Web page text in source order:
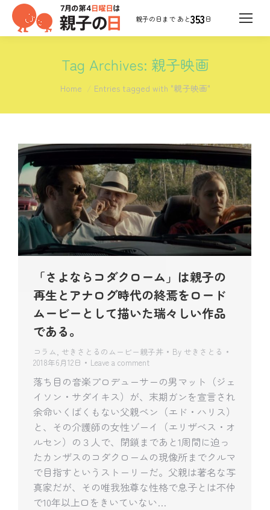
353日
Tag Archives: 親子映画
You are here:
Home Entries tagged with "親子映画"
「さよならコダクローム」は親子の
再生とアナログ時代の終焉をロード
ムービーとして描いた瑞々しい作品
である。
コラム せきさとるのムービー親子丼 By せきさとる
2018年6月12日
Leave a comment
落ち目の音楽プロデューサーの男マット（ジェ
イソン・サダイキス）が、末期ガンを宣言され
余命いくばくもない父親ベン（エド・ハリス）
と、その介護師の女性ゾーイ（エリザベス・オ
ルセン）の３人で、閉鎖まであと1周間に迫っ
たカンザスのコダクロームの現像所までクルマ
で目指すというストーリーだ。父親は著名な写
真家だが、その唯我独尊な性格で息子とは不仲
で10年以上口をきいていない…